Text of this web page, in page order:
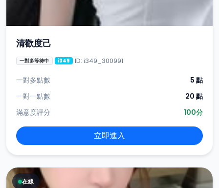
清歡度己
一對多等待中 i349 ID: i349_300991
一對多點數
5 點
一對一點數
20 點
滿意度評分
100分
立即進入
在線